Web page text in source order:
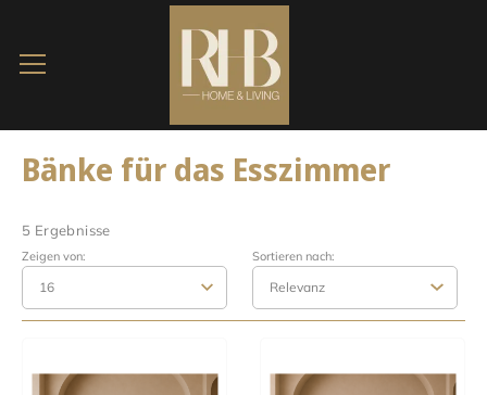
Bänke für das Esszimmer
5 Ergebnisse
Zeigen von: Sortieren nach: